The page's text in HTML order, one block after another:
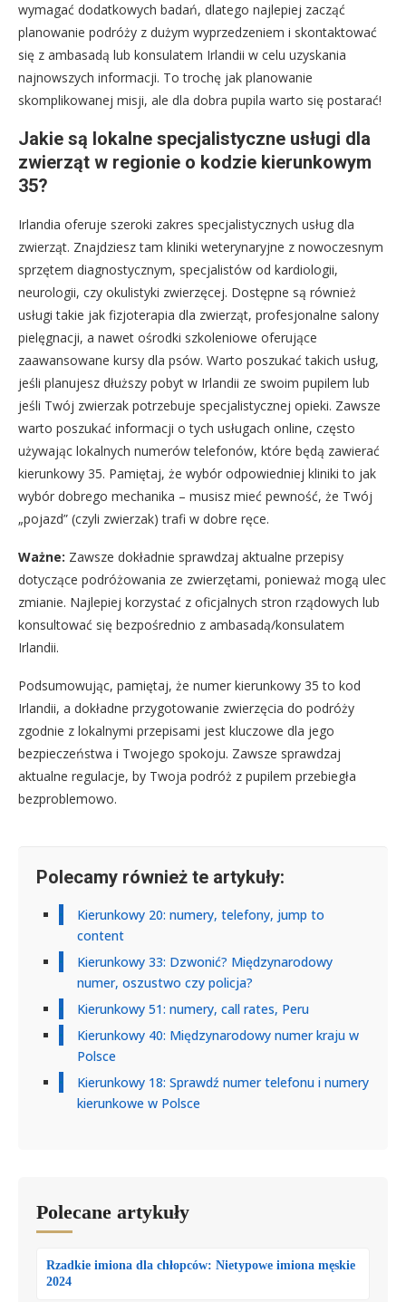
wymagać dodatkowych badań, dlatego najlepiej zacząć
planowanie podróży z dużym wyprzedzeniem i skontaktować
się z ambasadą lub konsulatem Irlandii w celu uzyskania
najnowszych informacji. To trochę jak planowanie
skomplikowanej misji, ale dla dobra pupila warto się postarać!
Jakie są lokalne specjalistyczne usługi dla
zwierząt w regionie o kodzie kierunkowym
35?
Irlandia oferuje szeroki zakres specjalistycznych usług dla
zwierząt. Znajdziesz tam kliniki weterynaryjne z nowoczesnym
sprzętem diagnostycznym, specjalistów od kardiologii,
neurologii, czy okulistyki zwierzęcej. Dostępne są również
usługi takie jak fizjoterapia dla zwierząt, profesjonalne salony
pielęgnacji, a nawet ośrodki szkoleniowe oferujące
zaawansowane kursy dla psów. Warto poszukać takich usług,
jeśli planujesz dłuższy pobyt w Irlandii ze swoim pupilem lub
jeśli Twój zwierzak potrzebuje specjalistycznej opieki. Zawsze
warto poszukać informacji o tych usługach online, często
używając lokalnych numerów telefonów, które będą zawierać
kierunkowy 35. Pamiętaj, że wybór odpowiedniej kliniki to jak
wybór dobrego mechanika – musisz mieć pewność, że Twój
„pojazd” (czyli zwierzak) trafi w dobre ręce.
Ważne: Zawsze dokładnie sprawdzaj aktualne przepisy
dotyczące podróżowania ze zwierzętami, ponieważ mogą ulec
zmianie. Najlepiej korzystać z oficjalnych stron rządowych lub
konsultować się bezpośrednio z ambasadą/konsulatem
Irlandii.
Podsumowując, pamiętaj, że numer kierunkowy 35 to kod
Irlandii, a dokładne przygotowanie zwierzęcia do podróży
zgodnie z lokalnymi przepisami jest kluczowe dla jego
bezpieczeństwa i Twojego spokoju. Zawsze sprawdzaj
aktualne regulacje, by Twoja podróż z pupilem przebiegła
bezproblemowo.
Polecamy również te artykuły:
Kierunkowy 20: numery, telefony, jump to
content
Kierunkowy 33: Dzwonić? Międzynarodowy
numer, oszustwo czy policja?
Kierunkowy 51: numery, call rates, Peru
Kierunkowy 40: Międzynarodowy numer kraju w
Polsce
Kierunkowy 18: Sprawdź numer telefonu i numery
kierunkowe w Polsce
Polecane artykuły
Rzadkie imiona dla chłopców: Nietypowe imiona męskie
2024